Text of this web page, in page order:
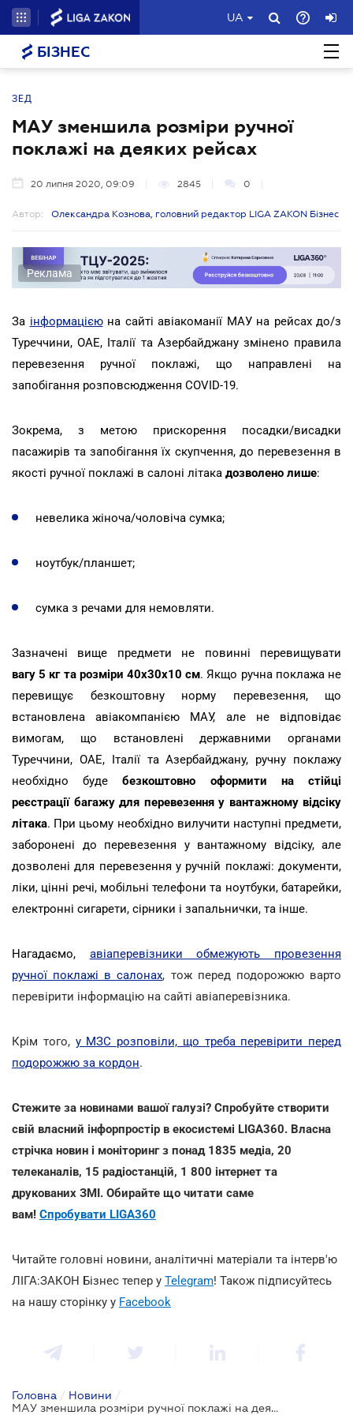
UA
БІЗНЕС
ЗЕД
МАУ зменшила розміри ручної
поклажі на деяких рейсах
20 липня 2020, 09:09 2845 0
Автор: Олександра Кознова, головний редактор LIGA ZAKON Бізнес
Реклама
За інформацієюна сайті авіакоманії МАУ на рейсах до/з
Туреччини, ОАЕ, Італії та Азербайджану змінено правила
перевезення ручної поклажі, що направлені на
запобігання розповсюдження COVID-19.
Зокрема, з метою прискорення посадки/висадки
пасажирів та запобігання їх скупчення, до перевезення в
якості ручної поклажі в салоні літака дозволено лише:
невелика жіноча/чоловіча сумка;
ноутбук/планшет;
сумка з речами для немовляти.
Зазначені вище предмети не повинні перевищувати
вагу 5 кг та розміри 40х30х10 см. Якщо ручна поклажа не
перевищує безкоштовну норму перевезення, що
встановлена авіакомпанією МАУ, але не відповідає
вимогам, що встановлені державними органами
Туреччини, ОАЕ, Італії та Азербайджану, ручну поклажу
необхідно будебезкоштовно оформити на стійці
реєстрації багажу для перевезення у вантажному відсіку
літака. При цьому необхідно вилучити наступні предмети,
заборонені до перевезення у вантажному відсіку, але
дозволені для перевезення у ручній поклажі: документи,
ліки, цінні речі, мобільні телефони та ноутбуки, батарейки,
електронні сигарети, сірники і запальнички, та інше.
Нагадаємо, авіаперевізники обмежують провезення
ручної поклажі в салонах, тож перед подорожжю варто
перевірити інформацію на сайті авіаперевізника.
Крім того, у МЗС розповіли, що треба перевірити перед
подорожжю за кордон.
Стежите за новинами вашої галузі? Спробуйте створити
свій власний інфорпростір в екосистемі LIGA360. Власна
стрічка новин і моніторинг з понад 1835 медіа, 20
телеканалів, 15 радіостанцій, 1 800 інтернет та
друкованих ЗМІ. Обирайте що читати саме
вам! Спробувати LIGA360
Читайте головні новини, аналітичні матеріали та інтерв'ю
ЛІГА:ЗАКОН Бізнес тепер у Telegram! Також підписуйтесь
на нашу сторінку у Facebook
Головна / Новини /
МАУ зменшила розміри ручної поклажі на деяких рейсах